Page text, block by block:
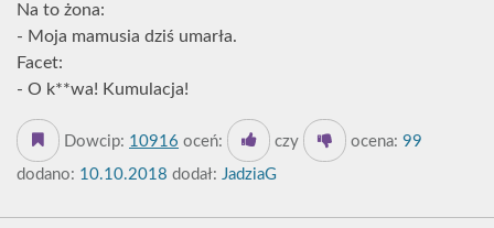
Na to żona:
- Moja mamusia dziś umarła.
Facet:
- O k**wa! Kumulacja!
Dowcip: 10916 oceń: czy ocena: 99
dodano: 10.10.2018 dodał: JadziaG